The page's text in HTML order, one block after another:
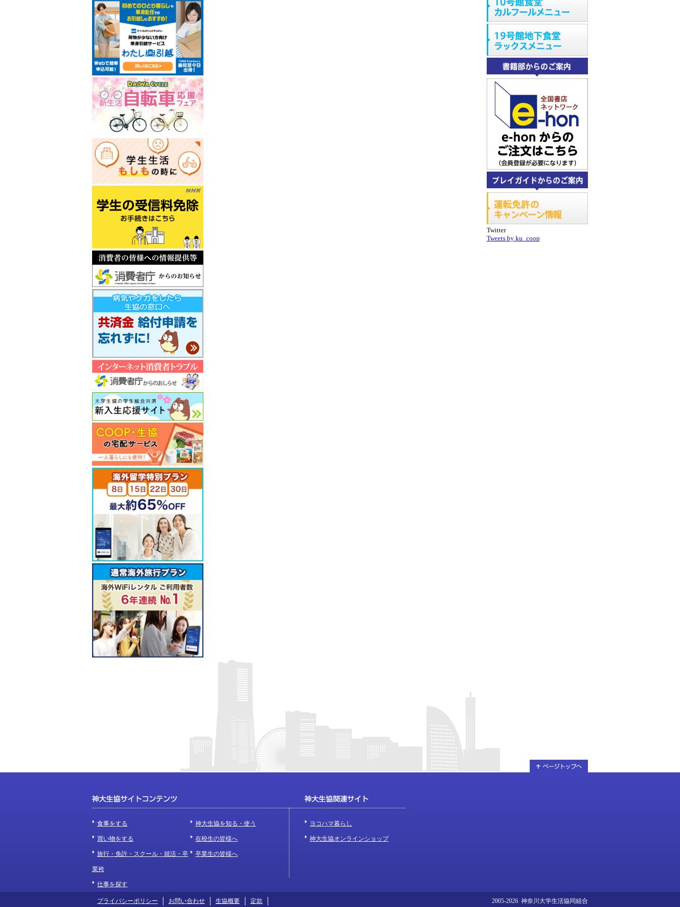
Twitter
Tweets by ku_coop
食事をする
買い物をする
旅行・免許・スクール・就活・卒
業袴
仕事を探す
神大生協を知る・使う
在校生の皆様へ
卒業生の皆様へ
ヨコハマ暮らし
神大生協オンラインショップ
プライバシーポリシー お問い合わせ 生協概要 定款 2005-2026 神奈川大学生活協同組合